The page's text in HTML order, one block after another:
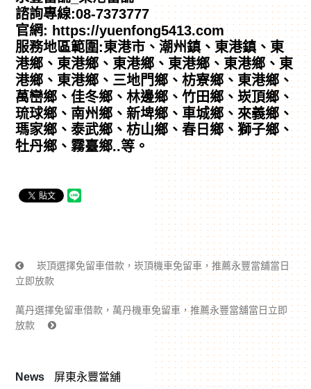
諮詢專線:08-7373777
官網: https://yuenfong5413.com
服務地區範圍:東港市、潮州鎮、東港鎮、東
港鄉、東港鄉、東港鄉、東港鄉、東港鄉、東
港鄉、東港鄉、三地門鄉、枋寮鄉、東港鄉、
萬巒鄉、佳冬鄉、林邊鄉、竹田鄉、崁頂鄉、
琉球鄉、南州鄉、新埤鄉、車城鄉、來義鄉、
瑪家鄉、泰武鄉、枋山鄉、春日鄉、獅子鄉、
牡丹鄉、霧臺鄉..等。
崁頂選擇免留車借款，崁頂機車免留車，推薦永豐當舖當日
立即放款
萬丹選擇免留車借款，萬丹機車免留車，推薦永豐當舖當日立即
放款
News 屏東永豐當舖